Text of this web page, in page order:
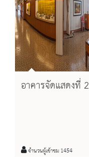
อาคารจัดแสดงที่ 2
จำนวนผู้เข้าชม 1454